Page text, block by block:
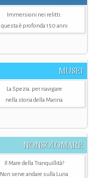
Immersioni nei relitti:
questa è profonda 150 anni
MUSEI
La Spezia. per navigare
nella storia della Marina
NONSOLOMARE
Il Mare della Tranquillità?
Non serve andare sulla Luna